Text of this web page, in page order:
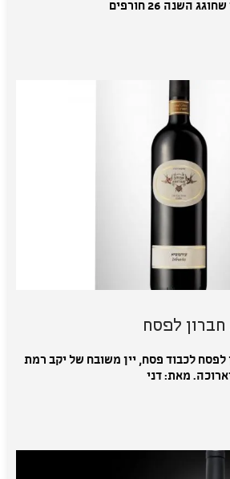
השנה 26 חורפים
חברון לפסח
לפסח לכבוד פסח, יין משובח של יקב רמת
מאת: דני